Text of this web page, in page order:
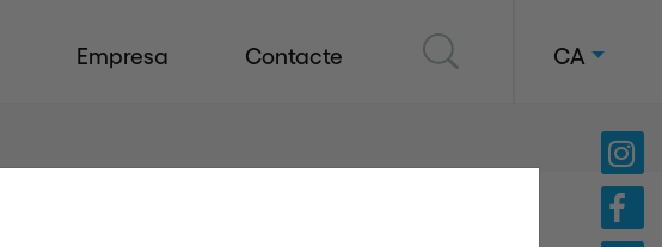
Empresa Contacte CA